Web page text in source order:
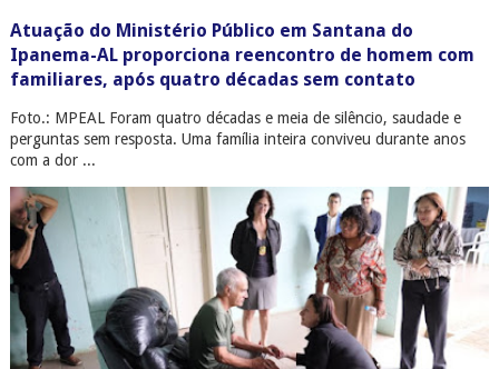
Atuação do Ministério Público em Santana do
Ipanema-AL proporciona reencontro de homem com
familiares, após quatro décadas sem contato
Foto.: MPEAL Foram quatro décadas e meia de silêncio, saudade e
perguntas sem resposta. Uma família inteira conviveu durante anos
com a dor ...